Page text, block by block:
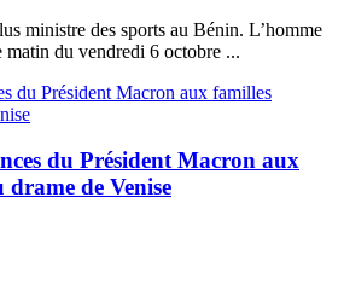
ministre des sports au Bénin. L’homme
matin du vendredi 6 octobre ...
du Président Macron aux
drame de Venise